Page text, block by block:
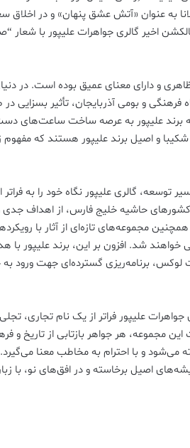
به عنوان «آتش عشق پنهان» و در اخلاق
اخیر گالری جواهرات علیپور با شعار
و دارای معنای عمیق بوده است. در
و بومی آذربایجان، تأثیر بسزایی
برند علیپور به عرصه ساخت ساعت‌های
و اصیل برند علیپور هستند که مفهوم
توسعه، گالری علیپور نگاه خود را به فراتر
کشورهای حاشیه خلیج فارس، از اهداف
مجموعه‌های تازه‌ای از آثار با
خواهند شد. افزون بر این، برند علیپور
برنامه‌ریزی گسترده‌ای جهت ورود به
جواهرات علیپور فراتر از یک نام تجاری،
مجموعه، هر جواهر بازتابی از تاریخ و
و با احترام به مخاطب معنا می‌گیرد.
اصیل برخاسته و در افق‌های نو، با